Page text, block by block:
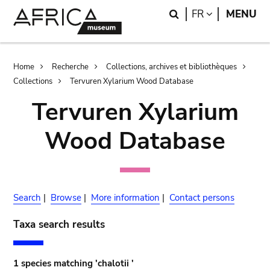
Search
FR LANGUAGE
MENU
Breadcrumb
Home Recherche
Collections, archives et bibliothèques
Collections
Tervuren Xylarium Wood Database
Tervuren Xylarium
Wood Database
Search | Browse | More information | Contact persons
Taxa search results
1 species matching 'chalotii '